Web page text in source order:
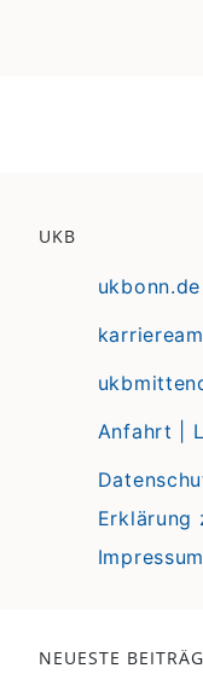
UKB
ukbonn.de
Anfahrt |
Erklärung
Impressum
NEUESTE